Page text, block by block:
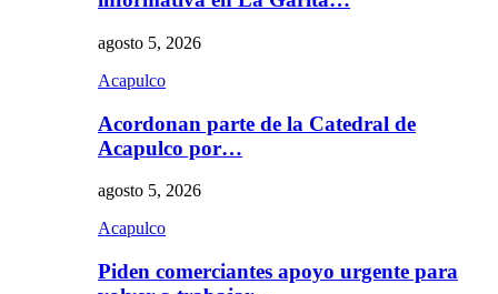
agosto 5, 2026
Acapulco
Acordonan parte de la Catedral de
Acapulco por…
agosto 5, 2026
Acapulco
Piden comerciantes apoyo urgente para